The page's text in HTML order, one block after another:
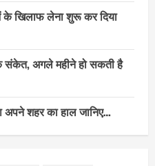
के खिलाफ लेना शुरू कर दिया
के संकेत, अगले महीने हो सकती है
शहर का हाल जानिए…